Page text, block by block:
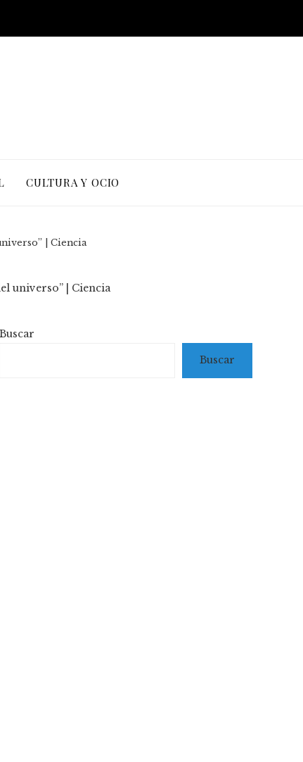
CULTURA Y OCIO
| Ciencia
Buscar
Buscar